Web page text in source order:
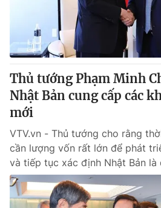
Thủ tướng Phạm Minh
Nhật Bản cung cấp các
mới
VTV.vn - Thủ tướng cho rằng
cần lượng vốn rất lớn để phát
và tiếp tục xác định Nhật Bản là